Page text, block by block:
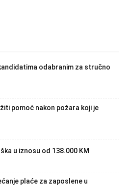
odabranim za stručno
pomoć nakon požara koji je
u iznosu od 138.000 KM
plaće za zaposlene u